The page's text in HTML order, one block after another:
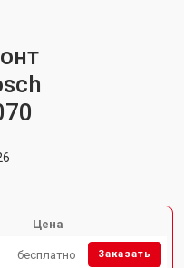
Цена
бесплатно Заказать